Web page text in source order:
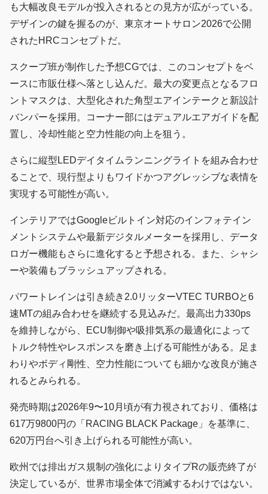
も大幅改良モデルが投入されるとの見方が広がっている。
デザインの鍵を握るのが、東京オートサロン2026で公開
されたHRCコンセプトだ。
スクープ班が制作した予想CGでは、このコンセプトをベ
ースに市販仕様へ落とし込んだ。最大の変更点となるフロ
ントマスクは、大型化された角型エアインテークと新設計
バンパーを採用。コーナー部にはデュアルエアガイドを配
置し、冷却性能と空力性能の向上を狙う。
さらに縦型LEDデイタイムランニングライトを組み合わせ
ることで、現行型よりもワイドかつアグレッシブな表情を
実現する可能性が高い。
インテリアではGoogleビルトイン対応のインフォテイン
メントシステムや最新デジタルメーターを採用し、データ
ロガー機能もさらに進化すると予想される。また、シャシ
ーや装備もブラッシュアップされる。
パワートレインは引き続き2.0リッターVTEC TURBOと6
速MTの組み合わせを継続する見込みだ。最高出力330ps
を維持しながら、ECU制御や吸排気系の最適化によって
トルク特性やレスポンスを磨き上げる可能性がある。足ま
わりやボディ剛性、空力性能についても細かな改良が施さ
れるとみられる。
発売時期は2026年9〜10月頃が有力視されており、価格は
617万9800円の「RACING BLACK Package」を基準に、
620万円台へ引き上げられる可能性が高い。
欧州では排出ガス規制の強化によりタイプRの販売終了が
決定しているが、世界市場全体で消滅するわけではない。